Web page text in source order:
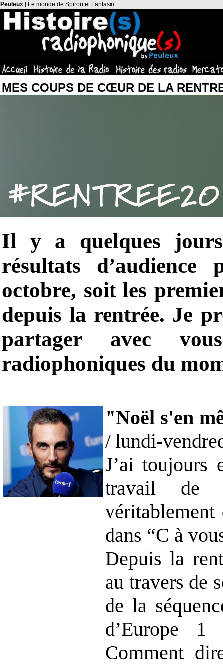
Peuleux | Le monde de Spirou et Fantasio
MES COUPS DE CŒUR DE LA
Il y a quelques
résultats d’audience
octobre, soit les
depuis la rentrée. Je
partager avec
radiophoniques du
"Noël s'en
/ lundi-
J’ai toujours
travail de
véritablement
dans “C à
Depuis la
au travers de
de la
d’Europe 1
Comment